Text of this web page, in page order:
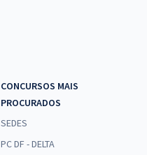
CONCURSOS MAIS
PROCURADOS
SEDES
PC DF - DELTA